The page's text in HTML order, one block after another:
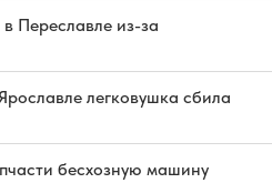
Переславле из-за
легковушка сбила
бесхозную машину